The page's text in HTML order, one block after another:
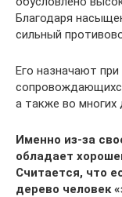
Благодаря
сильный
Его назначают
а также во многих
Именно из-за
обладает
Считается, что
дерево человек